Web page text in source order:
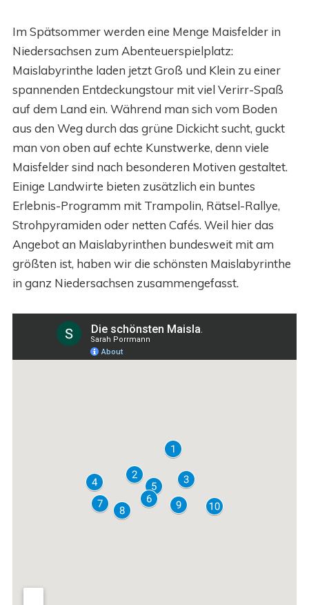
Im Spätsommer werden eine Menge Maisfelder in
Niedersachsen zum Abenteuerspielplatz:
Maislabyrinthe laden jetzt Groß und Klein zu einer
spannenden Entdeckungstour mit viel Verirr-Spaß
auf dem Land ein. Während man sich vom Boden
aus den Weg durch das grüne Dickicht sucht, guckt
man von oben auf echte Kunstwerke, denn viele
Maisfelder sind nach besonderen Motiven gestaltet.
Einige Landwirte bieten zusätzlich ein buntes
Erlebnis-Programm mit Trampolin, Rätsel-Rallye,
Strohpyramiden oder netten Cafés. Weil hier das
Angebot an Maislabyrinthen bundesweit mit am
größten ist, haben wir die schönsten Maislabyrinthe
in ganz Niedersachsen zusammengefasst.